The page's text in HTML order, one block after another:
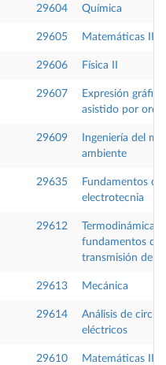
29604 Química
29605 Matemáticas II
29606 Física II
29607
Expresión
asistido por
29609
Ingeniería del
ambiente
29635
Fundamentos de
electrotecnia
29612
Termodinámica
fundamentos de
transmisión de
29613 Mecánica
29614
Análisis de
eléctricos
29610 Matemáticas III